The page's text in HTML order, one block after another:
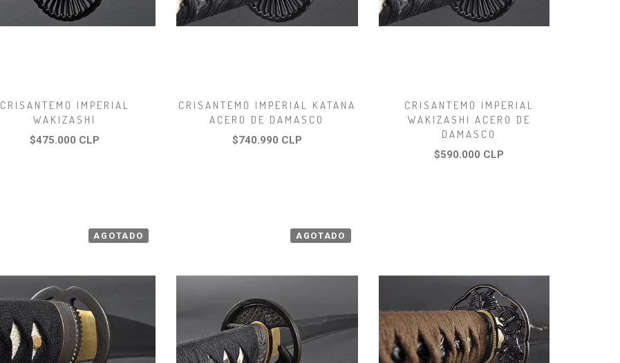
CRISANTEMO IMPERIAL
WAKIZASHI
$475.000 CLP
CRISANTEMO IMPERIAL KATANA
ACERO DE DAMASCO
$740.990 CLP
CRISANTEMO IMPERIAL
WAKIZASHI ACERO DE
DAMASCO
$590.000 CLP
AGOTADO AGOTADO